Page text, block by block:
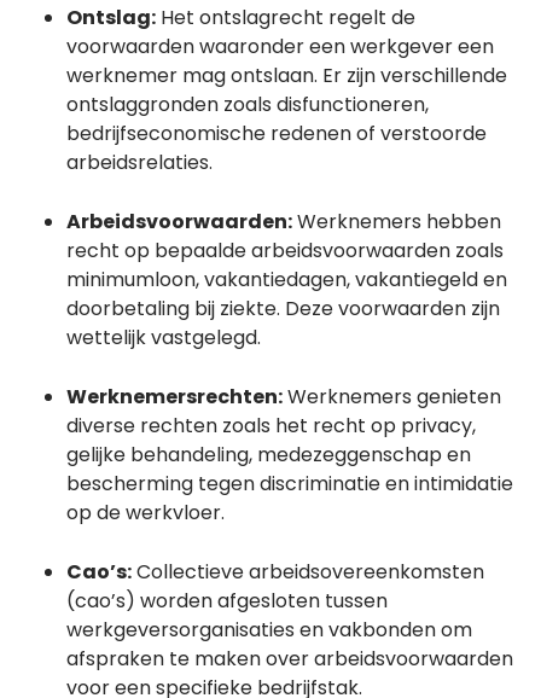
Ontslag: Het ontslagrecht regelt de
voorwaarden waaronder een werkgever een
werknemer mag ontslaan. Er zijn verschillende
ontslaggronden zoals disfunctioneren,
bedrijfseconomische redenen of verstoorde
arbeidsrelaties.
Arbeidsvoorwaarden:Werknemers hebben
recht op bepaalde arbeidsvoorwaarden zoals
minimumloon, vakantiedagen, vakantiegeld en
doorbetaling bij ziekte. Deze voorwaarden zijn
wettelijk vastgelegd.
Werknemersrechten:Werknemers genieten
diverse rechten zoals het recht op privacy,
gelijke behandeling, medezeggenschap en
bescherming tegen discriminatie en intimidatie
op de werkvloer.
Cao’s:Collectieve arbeidsovereenkomsten
(cao’s) worden afgesloten tussen
werkgeversorganisaties en vakbonden om
afspraken te maken over arbeidsvoorwaarden
voor een specifieke bedrijfstak.